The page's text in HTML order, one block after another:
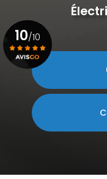
10/10
Voir le certificat